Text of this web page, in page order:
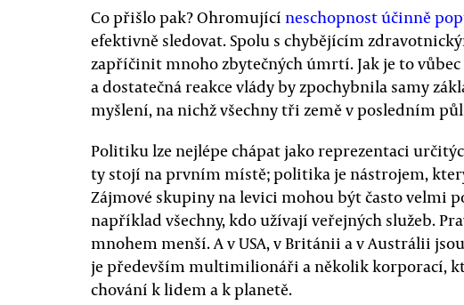
Co přišlo pak? Ohromující neschopnost účinně
efektivně sledovat. Spolu s chybějícím
zapříčinit mnoho zbytečných úmrtí. Jak je to vůbec
a dostatečná reakce vlády by zpochybnila samy
myšlení, na nichž všechny tři země v posledním
Politiku lze nejlépe chápat jako reprezentaci
ty stojí na prvním místě; politika je nástrojem,
Zájmové skupiny na levici mohou být často velmi
například všechny, kdo užívají veřejných služeb.
mnohem menší. A v USA, v Británii a v Austrálii
je především multimilionáři a několik korporací,
chování k lidem a k planetě.